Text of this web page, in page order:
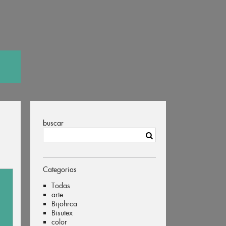
buscar
Categorias
Todas
arte
Bijohrca
Bisutex
color